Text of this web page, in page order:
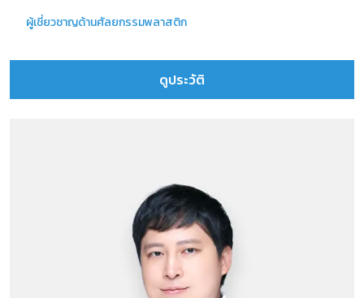
ผู้เชี่ยวชาญด้านศัลยกรรมพลาสติก
ดูประวัติ